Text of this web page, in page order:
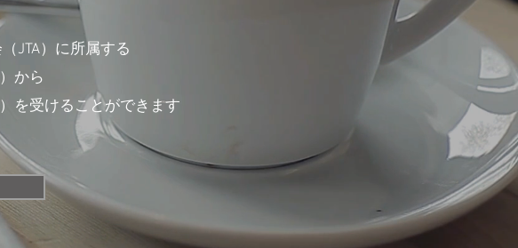
JTA）に所属する
から
を受けることができます